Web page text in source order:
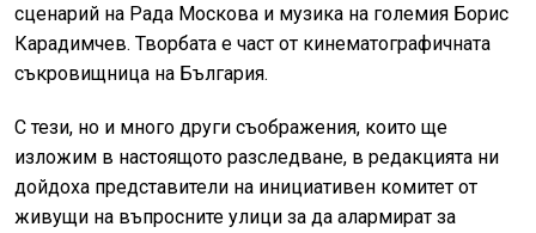
сценарий на Рада Москова и музика на големия Борис
Карадимчев. Творбата е част от кинематографичната
съкровищница на България.
С тези, но и много други съображения, които ще
изложим в настоящото разследване, в редакцията ни
дойдоха представители на инициативен комитет от
живущи на въпросните улици за да алармират за